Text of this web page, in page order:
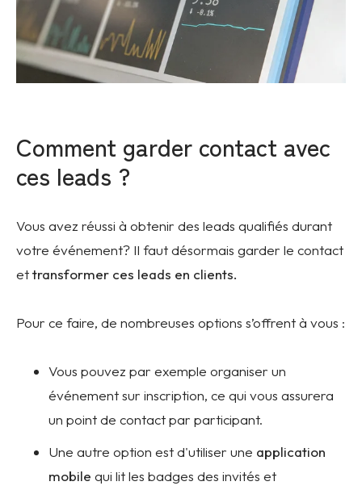
Comment garder contact avec
ces leads ?
Vous avez réussi à obtenir des leads qualifiés durant
votre événement? Il faut désormais garder le contact
ettransformer ces leads en clients.
Pour ce faire, de nombreuses options s’offrent à vous :
Vous pouvez par exemple organiser un
événement sur inscription, ce qui vous assurera
un point de contact par participant.
Une autre option est d'utiliser une application
mobile qui lit les badges des invités et